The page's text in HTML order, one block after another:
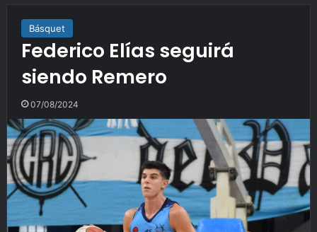
Básquet
Federico Elías seguirá
siendo Remero
07/08/2024